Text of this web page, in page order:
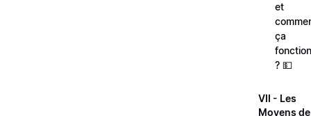
et
ça
? 💵
VII - Les
Moyens de